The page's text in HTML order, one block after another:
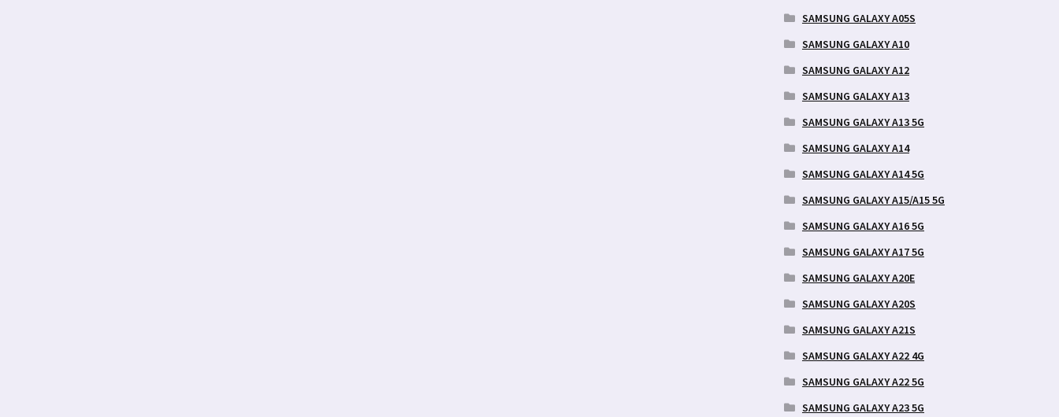
SAMSUNG GALAXY A05S
SAMSUNG GALAXY A10
SAMSUNG GALAXY A12
SAMSUNG GALAXY A13
SAMSUNG GALAXY A13 5G
SAMSUNG GALAXY A14
SAMSUNG GALAXY A14 5G
SAMSUNG GALAXY A15/A15 5G
SAMSUNG GALAXY A16 5G
SAMSUNG GALAXY A17 5G
SAMSUNG GALAXY A20E
SAMSUNG GALAXY A20S
SAMSUNG GALAXY A21S
SAMSUNG GALAXY A22 4G
SAMSUNG GALAXY A22 5G
SAMSUNG GALAXY A23 5G